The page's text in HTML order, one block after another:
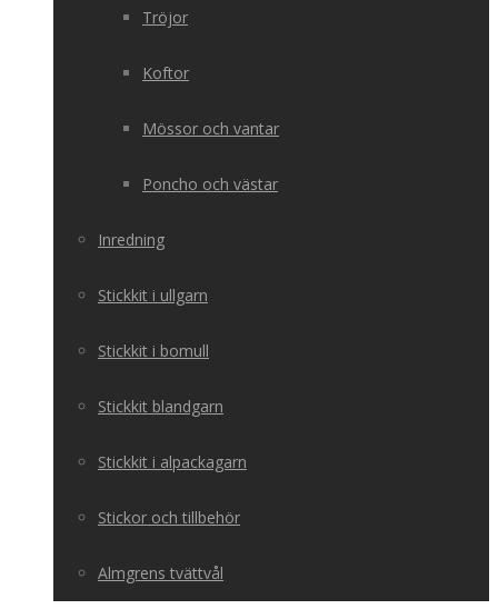
Tröjor
Koftor
Mössor och vantar
Poncho och västar
Inredning
Stickkit i ullgarn
Stickkit i bomull
Stickkit blandgarn
Stickkit i alpackagarn
Stickor och tillbehör
Almgrens tvättvål